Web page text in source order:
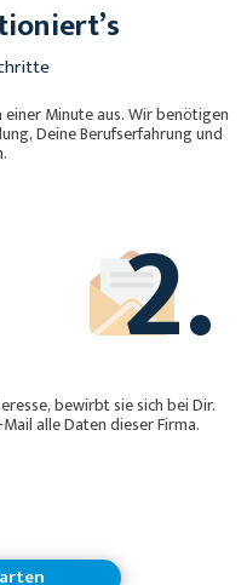
einer Minute aus. Wir benötigen
und
2.
bewirbt sie sich bei Dir.
alle Daten dieser Firma.